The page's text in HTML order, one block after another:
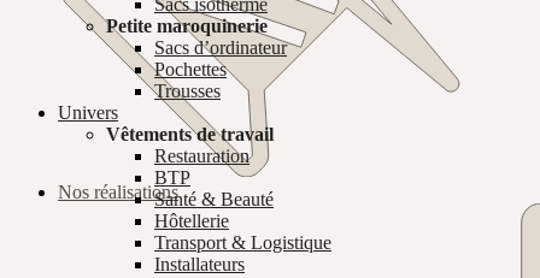
Nos réalisations
Sacs isotherme
Petite maroquinerie
Sacs d’ordinateur
Pochettes
Trousses
Univers
Vêtements de travail
Restauration
BTP
Santé & Beauté
Hôtellerie
Transport & Logistique
Installateurs